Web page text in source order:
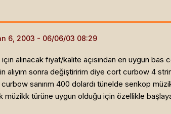
6, 2003
alınacak fiyat/kalite açısından en uygun bas
alıyım sonra değiştiririm diye cort curbow 4
sanırım 400 dolardı tünelde senkop
müzikk türüne uygun olduğu için özellikle